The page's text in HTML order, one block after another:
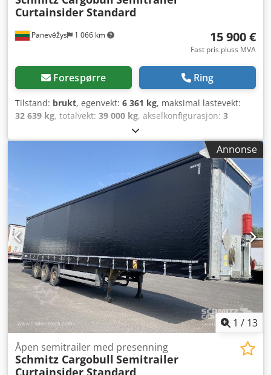
Panevėžys 1 066 km
Curtainsider Standard
15 900 €
Fast pris pluss MVA
Forespørre Ring
Tilstand: brukt, egenvekt: 6 361 kg, maksimal lastevekt:
32 639 kg, totalvekt: 39 000 kg, akselkonfigurasjon: 3
04/2022
13 620 mm, lasteplassbredde:2 480 mm, lasteromshøyde:
, fjæring:luft,
, akselavstand:7 700 mm,
ABS,
Annonse
1 / 13
Åpen semitrailer med presenning
Schmitz Cargobull Semitrailer
Curtainsider Standard